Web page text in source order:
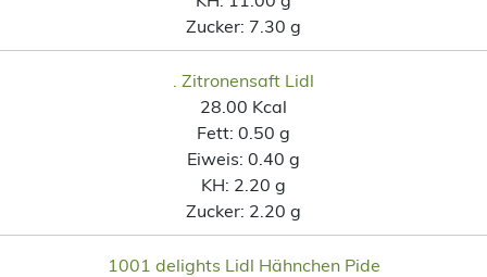
Zucker: 7.30 g
. Zitronensaft Lidl
28.00 Kcal
Fett: 0.50 g
Eiweis: 0.40 g
KH: 2.20 g
Zucker: 2.20 g
1001 delights Lidl Hähnchen Pide